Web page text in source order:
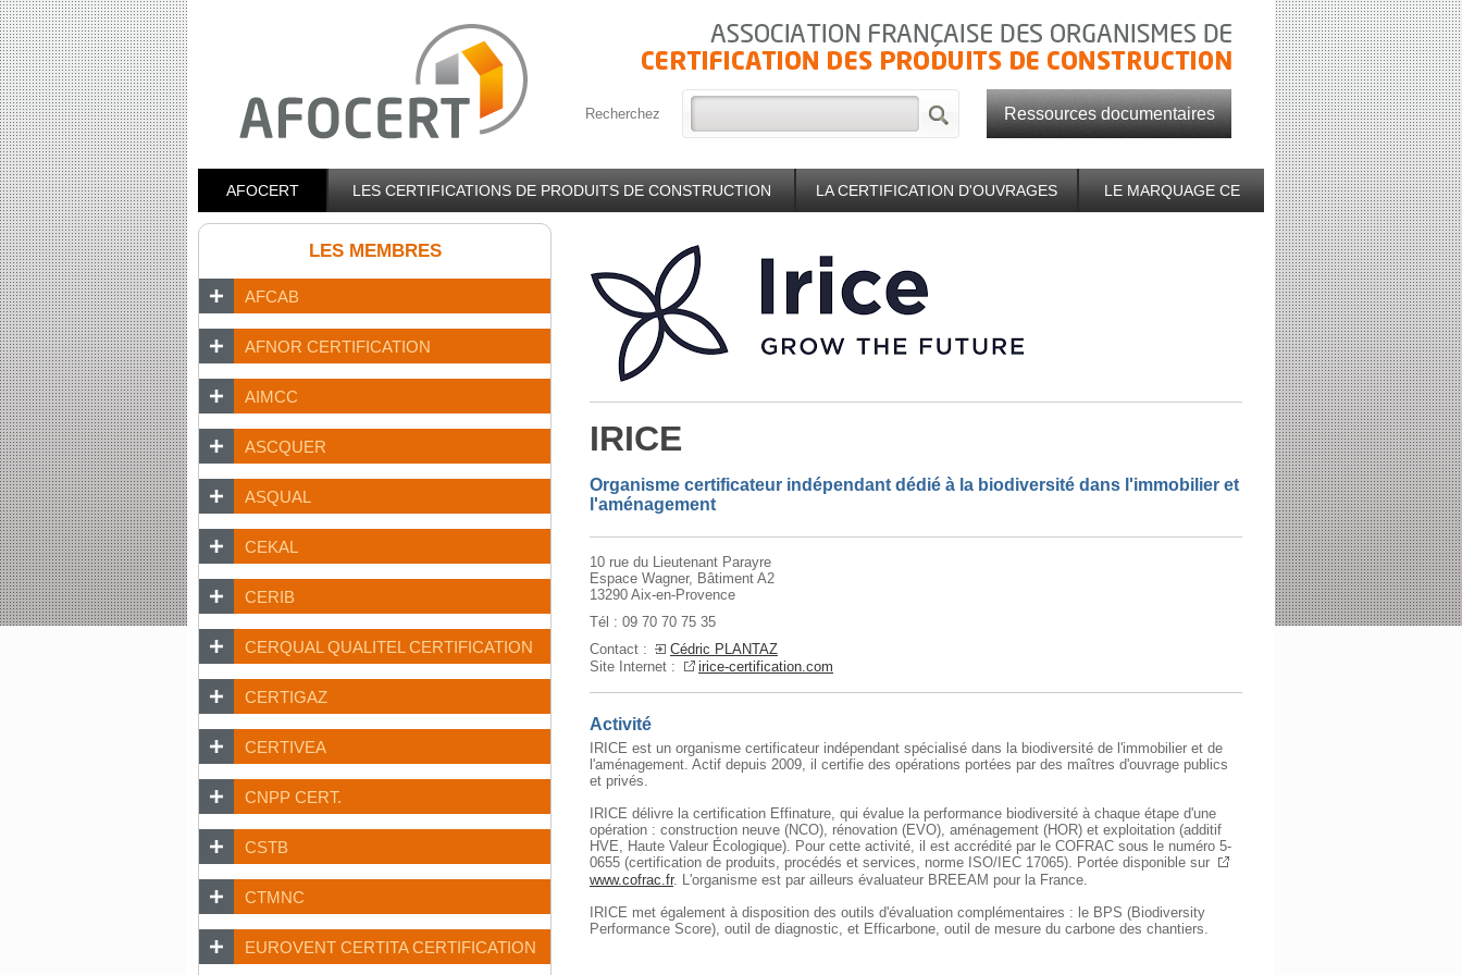
Ressources documentaires
Recherchez
AFOCERT LES CERTIFICATIONS DE PRODUITS DE CONSTRUCTION LA CERTIFICATION D'OUVRAGES LE MARQUAGE CE
LES MEMBRES
AFCAB
AFNOR CERTIFICATION
AIMCC
ASCQUER
ASQUAL
CEKAL
CERIB
CERQUAL QUALITEL CERTIFICATION
CERTIGAZ
CERTIVEA
CNPP CERT.
CSTB
CTMNC
EUROVENT CERTITA CERTIFICATION
IRICE
Organisme certificateur indépendant dédié à la biodiversité dans l'immobilier et
l'aménagement
10 rue du Lieutenant Parayre
Espace Wagner, Bâtiment A2
13290 Aix-en-Provence
Tél : 09 70 70 75 35
Contact :
Cédric PLANTAZ
Site Internet :
irice-certification.com
Activité
IRICE est un organisme certificateur indépendant spécialisé dans la biodiversité de l'immobilier et de
l'aménagement. Actif depuis 2009, il certifie des opérations portées par des maîtres d'ouvrage publics
et privés.
IRICE délivre la certification Effinature, qui évalue la performance biodiversité à chaque étape d'une
opération : construction neuve (NCO), rénovation (EVO), aménagement (HOR) et exploitation (additif
HVE, Haute Valeur Écologique). Pour cette activité, il est accrédité par le COFRAC sous le numéro 5-
0655 (certification de produits, procédés et services, norme ISO/IEC 17065). Portée disponible sur
www.cofrac.fr. L'organisme est par ailleurs évaluateur BREEAM pour la France.
IRICE met également à disposition des outils d'évaluation complémentaires : le BPS (Biodiversity
Performance Score), outil de diagnostic, et Efficarbone, outil de mesure du carbone des chantiers.